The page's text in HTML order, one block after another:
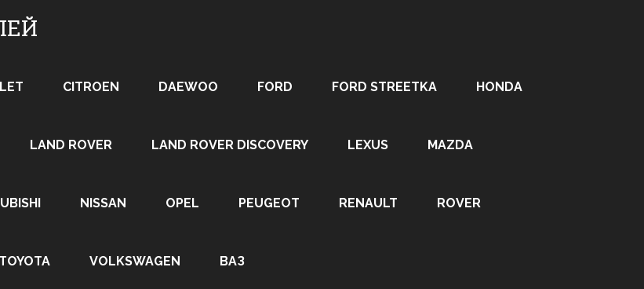
CITROEN DAEWOO FORD FORD STREETKA HONDA
LAND ROVER LAND ROVER DISCOVERY LEXUS MAZDA
NISSAN OPEL PEUGEOT RENAULT ROVER
TOYOTA VOLKSWAGEN ВАЗ